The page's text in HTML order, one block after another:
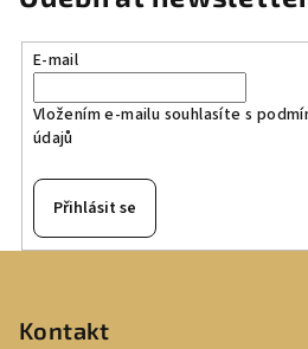
E-mail
Vložením e-mailu souhlasíte s
údajů
Přihlásit se
Kontakt